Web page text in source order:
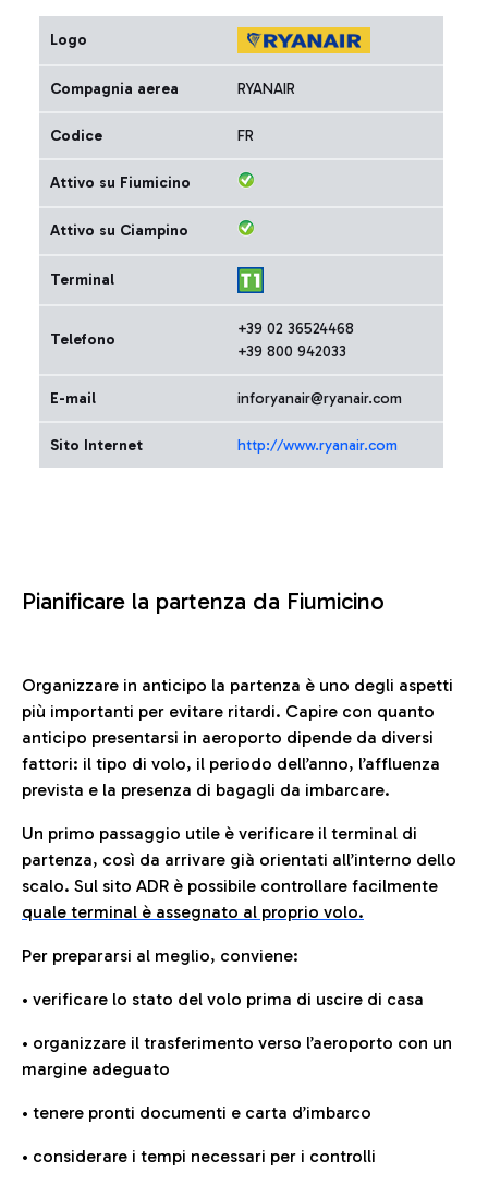
Logo
Compagnia aerea RYANAIR
Codice FR
Attivo su Fiumicino
Attivo su Ciampino
Terminal
Telefono
+39 02 36524468
+39 800 942033
E-mail inforyanair@ryanair.com
Sito Internet http://www.ryanair.com
Pianificare la partenza da Fiumicino
Organizzare in anticipo la partenza è uno degli aspetti
più importanti per evitare ritardi. Capire con quanto
anticipo presentarsi in aeroporto dipende da diversi
fattori: il tipo di volo, il periodo dell’anno, l’affluenza
prevista e la presenza di bagagli da imbarcare.
Un primo passaggio utile è verificare il terminal di
partenza, così da arrivare già orientati all’interno dello
scalo. Sul sito ADR è possibile controllare facilmente
quale terminal è assegnato al proprio volo.
Per prepararsi al meglio, conviene:
• verificare lo stato del volo prima di uscire di casa
• organizzare il trasferimento verso l’aeroporto con un
margine adeguato
• tenere pronti documenti e carta d’imbarco
• considerare i tempi necessari per i controlli